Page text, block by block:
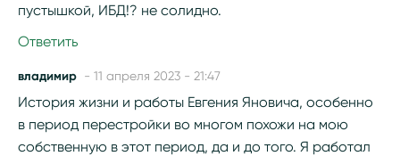
пустышкой, ИБД!? не солидно.
Ответить
владимир - 11 апреля 2023 - 21:47
История жизни и работы Евгения Яновича, особенно
в период перестройки во многом похожи на мою
собственную в этот период, да и до того. Я работал